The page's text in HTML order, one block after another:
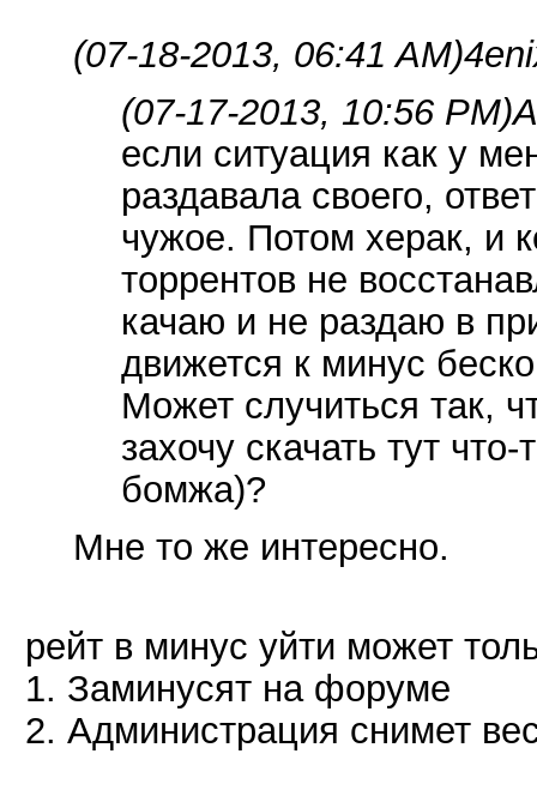
(07-18-2013, 06:41 AM)
(07-17-2013, 10:56 PM)
если ситуация как у
раздавала своего,
чужое. Потом херак, и
торрентов не
качаю и не раздаю в
движется к минус
Может случиться так,
захочу скачать тут
бомжа)?
Мне то же интересно.
рейт в минус уйти может
1. Заминусят на форуме
2. Администрация снимет